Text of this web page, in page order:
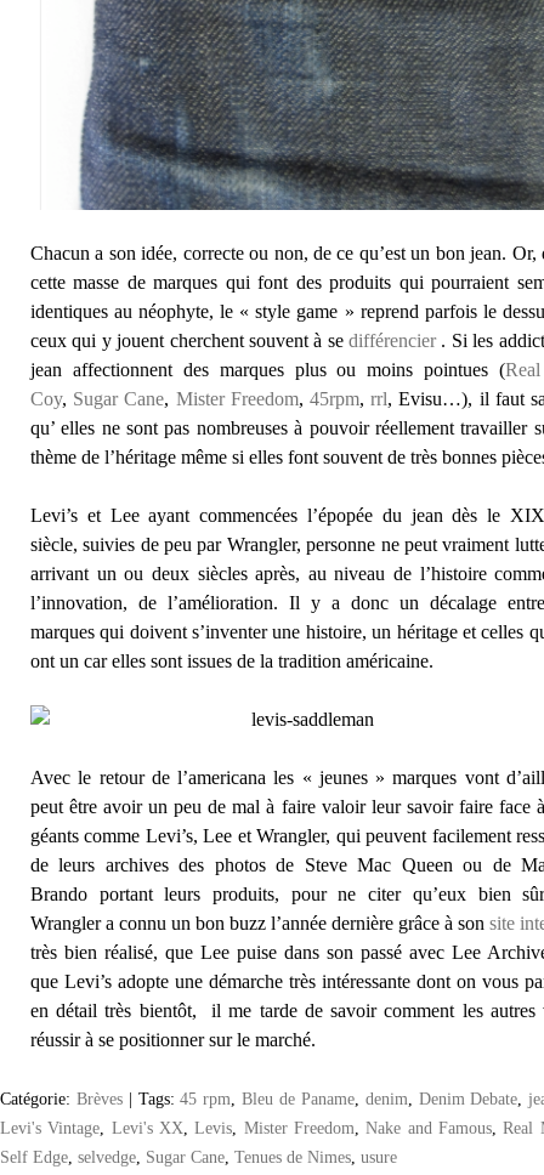
Chacun a son idée, correcte ou non, de ce qu’est un bon jean. Or,
cette masse de marques qui font des produits qui pourraient
identiques au néophyte, le « style game » reprend parfois le
ceux qui y jouent cherchent souvent à sedifférencier. Si les
jean affectionnent des marques plus ou moins pointues (
Coy, Sugar Cane, Mister Freedom,45rpm,rrl, Evisu…), il faut
qu’ elles ne sont pas nombreuses à pouvoir réellement travailler
thème de l’héritage même si elles font souvent de très bonnes
Levi’s et Lee ayant commencées l’épopée du jean dès le
siècle, suivies de peu par Wrangler, personne ne peut vraiment
arrivant un ou deux siècles après, au niveau de l’histoire
l’innovation, de l’amélioration. Il y a donc un décalage
marques qui doivent s’inventer une histoire, un héritage et celles
ont un car elles sont issues de la tradition américaine.
Avec le retour de l’americana les « jeunes » marques vont
peut être avoir un peu de mal à faire valoir leur savoir faire face
géants comme Levi’s, Lee et Wrangler, qui peuvent facilement
de leurs archives des photos de Steve Mac Queen ou de
Brando portant leurs produits, pour ne citer qu’eux bien
Wrangler a connu un bon buzz l’année dernière grâce à son site
très bien réalisé, que Lee puise dans son passé avec Lee
que Levi’s adopte une démarche très intéressante dont on vous
en détail très bientôt, il me tarde de savoir comment les autres
réussir à se positionner sur le marché.
Catégorie: Brèves | Tags:45 rpm,Bleu de Paname, denim, Denim Debate,
Levi's Vintage, Levi's XX,Levis, Mister Freedom,Nake and Famous,Real
Self Edge, selvedge, Sugar Cane, Tenues de Nimes, usure